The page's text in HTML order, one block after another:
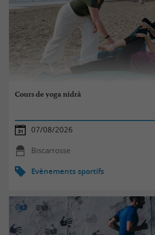
Cours de yoga nidrà
07/08/2026
Biscarrosse
Evènements sportifs